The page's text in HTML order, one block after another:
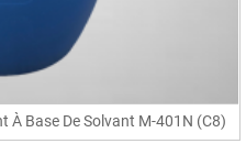
À Base De Solvant M-401N (C8)